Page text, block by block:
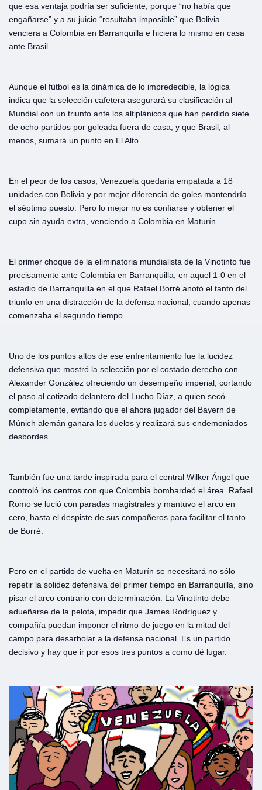
que esa ventaja podría ser suficiente, porque “no había que
engañarse” y a su juicio “resultaba imposible” que Bolivia
venciera a Colombia en Barranquilla e hiciera lo mismo en casa
ante Brasil.
Aunque el fútbol es la dinámica de lo impredecible, la lógica
indica que la selección cafetera asegurará su clasificación al
Mundial con un triunfo ante los altiplánicos que han perdido siete
de ocho partidos por goleada fuera de casa; y que Brasil, al
menos, sumará un punto en El Alto.
En el peor de los casos, Venezuela quedaría empatada a 18
unidades con Bolivia y por mejor diferencia de goles mantendría
el séptimo puesto. Pero lo mejor no es confiarse y obtener el
cupo sin ayuda extra, venciendo a Colombia en Maturín.
El primer choque de la eliminatoria mundialista de la Vinotinto fue
precisamente ante Colombia en Barranquilla, en aquel 1-0 en el
estadio de Barranquilla en el que Rafael Borré anotó el tanto del
triunfo en una distracción de la defensa nacional, cuando apenas
comenzaba el segundo tiempo.
Uno de los puntos altos de ese enfrentamiento fue la lucidez
defensiva que mostró la selección por el costado derecho con
Alexander González ofreciendo un desempeño imperial, cortando
el paso al cotizado delantero del Lucho Díaz, a quien secó
completamente, evitando que el ahora jugador del Bayern de
Múnich alemán ganara los duelos y realizará sus endemoniados
desbordes.
También fue una tarde inspirada para el central Wilker Ángel que
controló los centros con que Colombia bombardeó el área. Rafael
Romo se lució con paradas magistrales y mantuvo el arco en
cero, hasta el despiste de sus compañeros para facilitar el tanto
de Borré.
Pero en el partido de vuelta en Maturín se necesitará no sólo
repetir la solidez defensiva del primer tiempo en Barranquilla, sino
pisar el arco contrario con determinación. La Vinotinto debe
adueñarse de la pelota, impedir que James Rodríguez y
compañía puedan imponer el ritmo de juego en la mitad del
campo para desarbolar a la defensa nacional. Es un partido
decisivo y hay que ir por esos tres puntos a como dé lugar.